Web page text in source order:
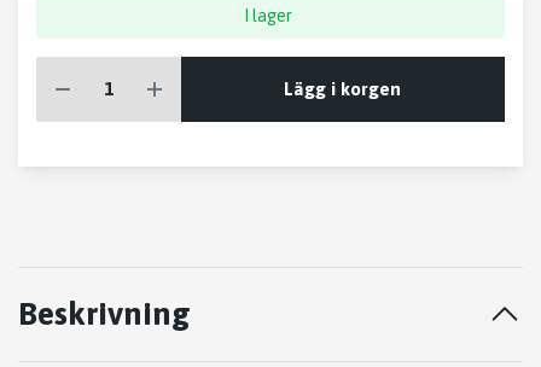
I lager
Lägg i korgen
Beskrivning